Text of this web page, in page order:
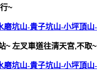
~
~ 左叉車道往清天宮,不取~